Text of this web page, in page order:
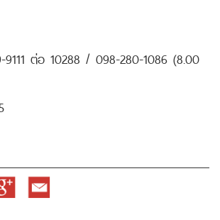
ต่อ 10288 / 098-280-1086 (8.00
Email